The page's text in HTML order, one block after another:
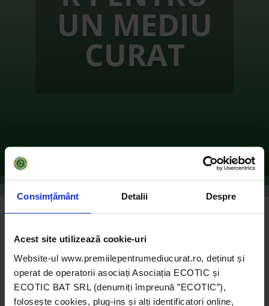
Consimțământ Detalii Despre
Acest site utilizează cookie-uri
Website-ul www.premiilepentrumediucurat.ro, deținut și
operat de operatorii asociați Asociația ECOTIC și
ECOTIC BAT SRL (denumiți împreună ”ECOTIC”),
folosește cookies, plug-ins și alți identificatori online,
UN MEDIU
CURAT
de Ecotic|oct. 28, 2021| 2017
comentarii